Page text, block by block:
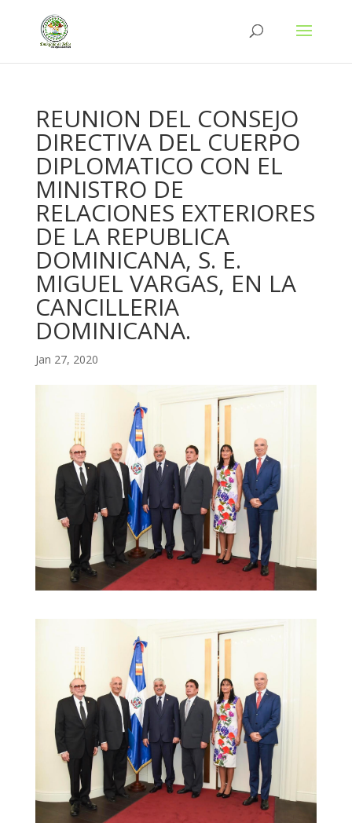
REUNION DEL CONSEJO
DIRECTIVA DEL CUERPO
DIPLOMATICO CON EL
MINISTRO DE
RELACIONES EXTERIORES
DE LA REPUBLICA
DOMINICANA, S. E.
MIGUEL VARGAS, EN LA
CANCILLERIA
DOMINICANA.
Jan 27, 2020